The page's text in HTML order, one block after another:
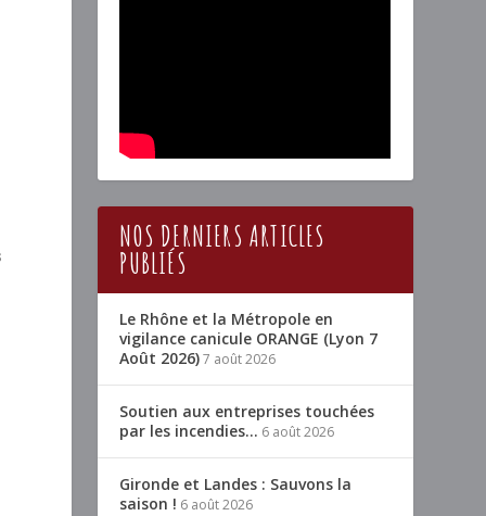
NOS DERNIERS ARTICLES
PUBLIÉS
Le Rhône et la Métropole en
vigilance canicule ORANGE (Lyon 7
Août 2026)7 août 2026
Soutien aux entreprises touchées
par les incendies… 6 août 2026
Gironde et Landes : Sauvons la
saison ! 6 août 2026